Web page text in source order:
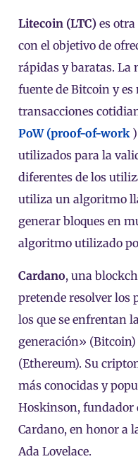
Litecoin (LTC) es
con el objetivo de
rápidas y baratas. La
fuente de Bitcoin y es
transacciones
PoW (proof-of-work)
utilizados para la
diferentes de los
utiliza un algoritmo
generar bloques en
algoritmo utilizado
Cardano, una
pretende resolver los
los que se enfrentan
generación»
(Ethereum). Su
más conocidas y
Hoskinson, fundador
Cardano, en honor a
Ada Lovelace.